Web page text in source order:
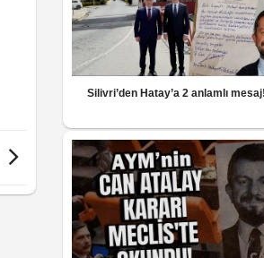
Silivri’den Hatay’a 2 anlamlı mesaj!